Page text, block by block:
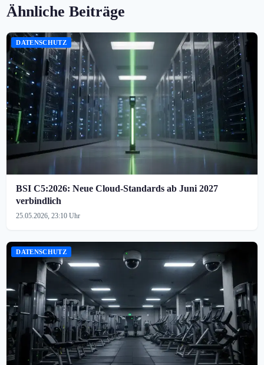
Ähnliche Beiträge
DATENSCHUTZ
BSI C5:2026: Neue Cloud-Standards ab Juni 2027
verbindlich
25.05.2026, 23:10 Uhr
DATENSCHUTZ